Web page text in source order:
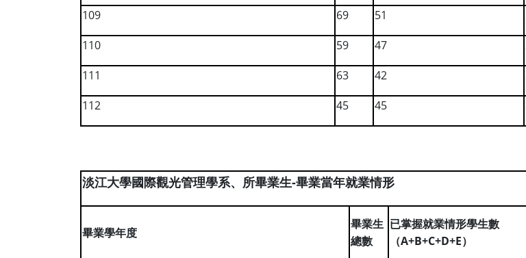
109
69 51
110
59 47
111
63 42
112
45 45
淡江大學國際觀光管理學系、所畢業生-畢業當年就業情形
畢業學年度
畢業生
總數
已掌握就業情形學生數
（A+B+C+D+E）